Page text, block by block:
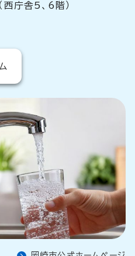
庁舎5、6階）